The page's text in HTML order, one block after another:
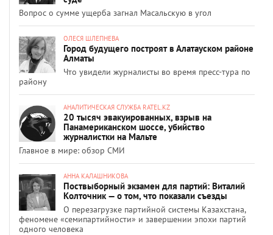
Вопрос о сумме ущерба загнал Масальскую в угол
ОЛЕСЯ ШЛЕПНЕВА
Город будущего построят в Алатауском районе
Алматы
Что увидели журналисты во время пресс-тура по
району
АНАЛИТИЧЕСКАЯ СЛУЖБА RATEL.KZ
20 тысяч эвакуированных, взрыв на
Панамериканском шоссе, убийство
журналистки на Мальте
Главное в мире: обзор СМИ
АННА КАЛАШНИКОВА
Поствыборный экзамен для партий: Виталий
Колточник — о том, что показали съезды
О перезагрузке партийной системы Казахстана,
феномене «семипартийности» и завершении эпохи партий
одного человека